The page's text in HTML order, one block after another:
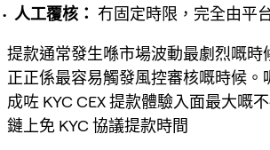
人工覆核： 冇固定時限，完全由平
提款通常發生喺市場波動最劇烈嘅時
正正係最容易觸發風控審核嘅時候。
成咗 KYC CEX 提款體驗入面最大嘅
鏈上免 KYC 協議提款時間